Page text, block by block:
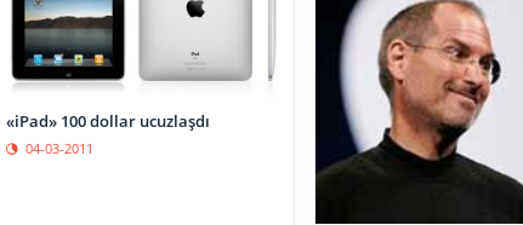
«iPad» 100 dollar ucuzlaşdı
04-03-2011